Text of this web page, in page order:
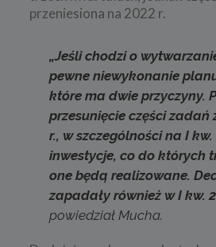
przeniesiona na 2022 r.
„Jeśli chodzi o
pewne niewykonanie
które ma dwie przyczyny.
przesunięcie części zadań
r., w szczególności na I
inwestycje, co do których
one będą realizowane.
zapadały również w I kw.
powiedział Mucha.